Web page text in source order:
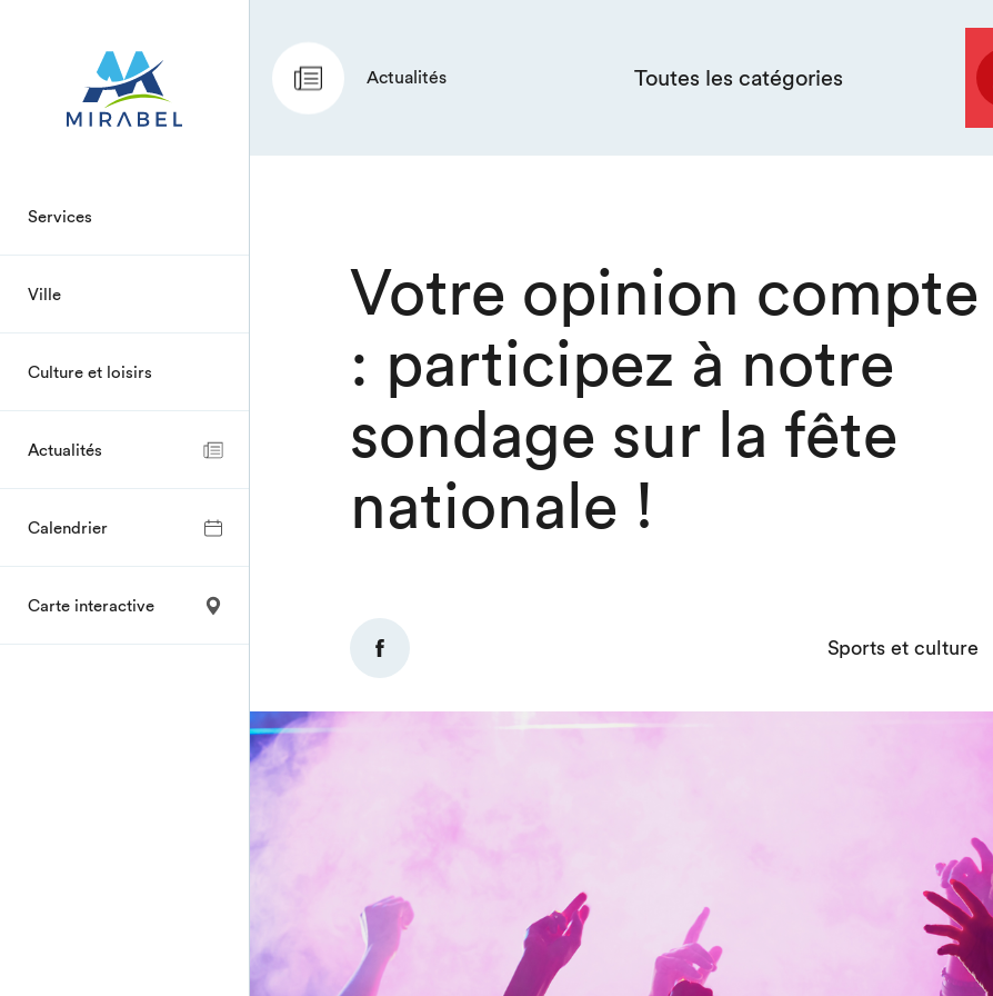
Services
Ville
Culture et loisirs
Actualités
Calendrier
Carte interactive
Actualités Toutes les catégories
Votre opinion compte
: participez à notre
sondage sur la fête
nationale !
Sports et culture